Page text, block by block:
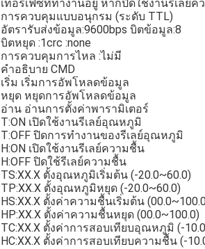
เทอร์เฟซที่ทำงานอยู่ หากปิดใช้งานรีเลย์
การควบคุมแบบอนุกรม (ระดับ TTL)
อัตรารับส่งข้อมูล:9600bps บิตข้อมูล:8
บิตหยุด :1crc :none
การควบคุมการไหล :ไม่มี
คำอธิบาย CMD
เริ่ม เริ่มการอัพโหลดข้อมูล
หยุด หยุดการอัพโหลดข้อมูล
อ่าน อ่านการตั้งค่าพารามิเตอร์
T:ON เปิดใช้งานรีเลย์อุณหภูมิ
T:OFF ปิดการทำงานของรีเลย์อุณหภูมิ
H:ON เปิดใช้งานรีเลย์ความชื้น
H:OFF ปิดใช้รีเลย์ความชื้น
TS:XX.X ตั้งอุณหภูมิเริ่มต้น (-20.0~60.0)
TP:XX.X ตั้งอุณหภูมิหยุด (-20.0~60.0)
HS:XX.X ตั้งค่าความชื้นเริ่มต้น
HP:XX.X ตั้งค่าความชื้นหยุด (00.0~100.0)
TC:XX.X ตั้งค่าการสอบเทียบอุณหภูมิ (-
HC:XX.X ตั้งค่าการสอบเทียบความชื้น (-